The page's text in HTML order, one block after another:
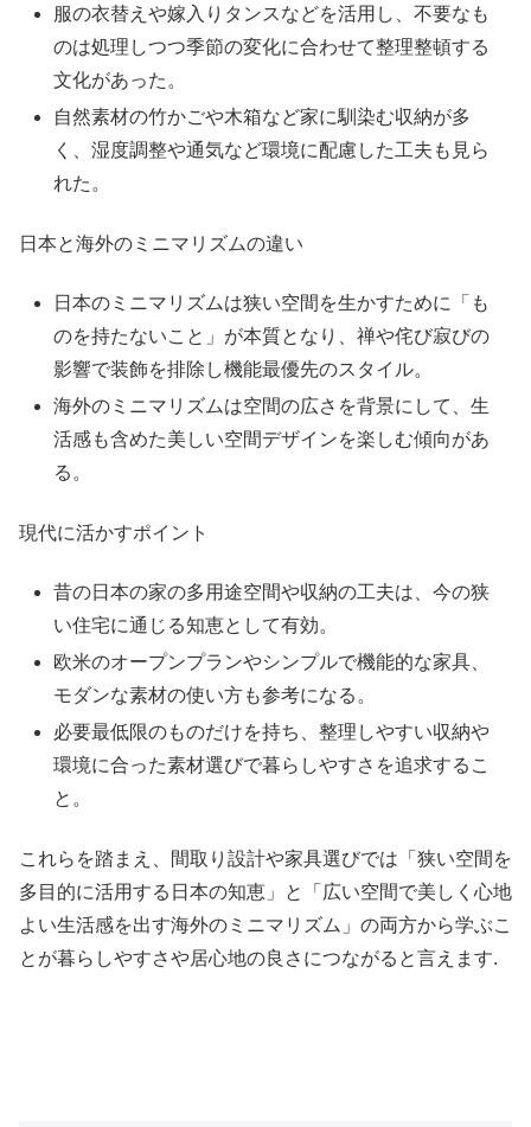
服の衣替えや嫁入りタンスなどを活用し、不要なも
のは処理しつつ季節の変化に合わせて整理整頓する
文化があった。
自然素材の竹かごや木箱など家に馴染む収納が多
く、湿度調整や通気など環境に配慮した工夫も見ら
れた。
日本と海外のミニマリズムの違い
日本のミニマリズムは狭い空間を生かすために「も
のを持たないこと」が本質となり、禅や侘び寂びの
影響で装飾を排除し機能最優先のスタイル。
海外のミニマリズムは空間の広さを背景にして、生
活感も含めた美しい空間デザインを楽しむ傾向があ
る。
現代に活かすポイント
昔の日本の家の多用途空間や収納の工夫は、今の狭
い住宅に通じる知恵として有効。
欧米のオープンプランやシンプルで機能的な家具、
モダンな素材の使い方も参考になる。
必要最低限のものだけを持ち、整理しやすい収納や
環境に合った素材選びで暮らしやすさを追求するこ
と。
これらを踏まえ、間取り設計や家具選びでは「狭い空間を
多目的に活用する日本の知恵」と「広い空間で美しく心地
よい生活感を出す海外のミニマリズム」の両方から学ぶこ
とが暮らしやすさや居心地の良さにつながると言えます.